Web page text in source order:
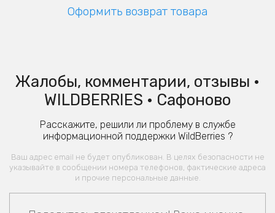
Оформить возврат товара
Жалобы, комментарии, отзывы •
WILDBERRIES • Сафоново
Расскажите, решили ли проблему в службе
информационной поддержки WildBerries ?
Ваш адрес email не будет опубликован. В целях безопасности не
указывайте в сообщении номера телефонов, фактические адреса
и прочие персональные данные.